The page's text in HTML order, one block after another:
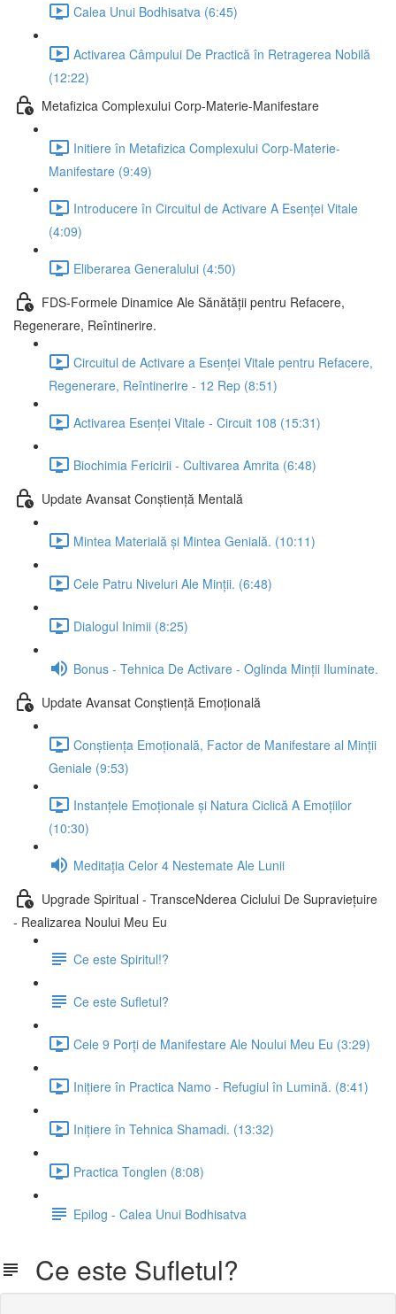
Calea Unui Bodhisatva (6:45)
Activarea Câmpului De Practică în Retragerea Nobilă
(12:22)
Metafizica Complexului Corp-Materie-Manifestare
Initiere în Metafizica Complexului Corp-Materie-
Manifestare (9:49)
Introducere în Circuitul de Activare A Esenței Vitale
(4:09)
Eliberarea Generalului (4:50)
FDS-Formele Dinamice Ale Sănătății pentru Refacere,
Regenerare, Reîntinerire.
Circuitul de Activare a Esenței Vitale pentru Refacere,
Regenerare, Reîntinerire - 12 Rep (8:51)
Activarea Esenței Vitale - Circuit 108 (15:31)
Biochimia Fericirii - Cultivarea Amrita (6:48)
Update Avansat Conștiență Mentală
Mintea Materială și Mintea Genială. (10:11)
Cele Patru Niveluri Ale Minții. (6:48)
Dialogul Inimii (8:25)
Bonus - Tehnica De Activare - Oglinda Minții Iluminate.
Update Avansat Conștiență Emoțională
Conștiența Emoțională, Factor de Manifestare al Minții
Geniale (9:53)
Instanțele Emoționale și Natura Ciclică A Emoțiilor
(10:30)
Meditația Celor 4 Nestemate Ale Lunii
Upgrade Spiritual - TransceNderea Ciclului De Supraviețuire
- Realizarea Noului Meu Eu
Ce este Spiritul!?
Ce este Sufletul?
Cele 9 Porți de Manifestare Ale Noului Meu Eu (3:29)
Inițiere în Practica Namo - Refugiul în Lumină. (8:41)
Inițiere în Tehnica Shamadi. (13:32)
Practica Tonglen (8:08)
Epilog - Calea Unui Bodhisatva
Ce este Sufletul?